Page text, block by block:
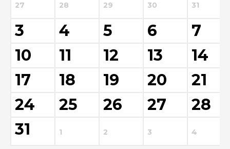
27 28 29 30 31
3 4 5 6
7
10
11 12 13
14
17
18 19 20
21
24
25 26 27
28
31
1 2 3 4